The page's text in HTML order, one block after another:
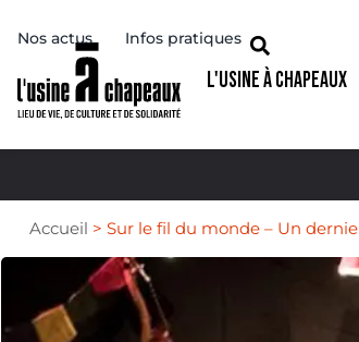
Nos actus Infos pratiques
L'USINE À CHAPEAUX
Accueil > Sur le fil du monde – Un